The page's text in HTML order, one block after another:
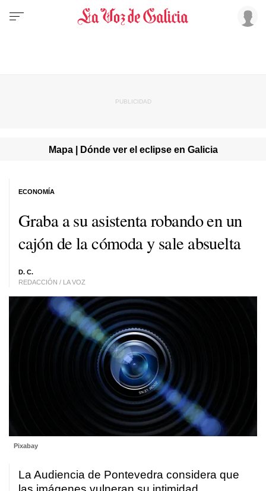
Mapa | Dónde ver el eclipse en Galicia
Graba a su asistenta robando en un
cajón de la cómoda y sale absuelta
D. C.
REDACCIÓN / LA VOZ
ECONOMÍA
Pixabay
La Audiencia de Pontevedra considera que